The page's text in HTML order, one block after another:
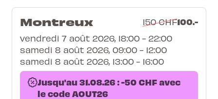
Montreux 150 CHF100.-
vendredi 7 août 2026, 18:00 - 22:00
samedi 8 août 2026, 09:00 - 12:00
samedi 8 août 2026, 13:00 - 16:00
Jusqu'au 31.08.26 : -50 CHF avec
le code AOUT26